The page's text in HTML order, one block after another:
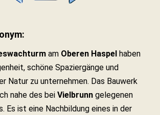
am Oberen Haspel haben
schöne Spaziergänge und
Natur zu unternehmen. Das Bauwerk
nahe des bei Vielbrunn gelegenen
Es ist eine Nachbildung eines in der